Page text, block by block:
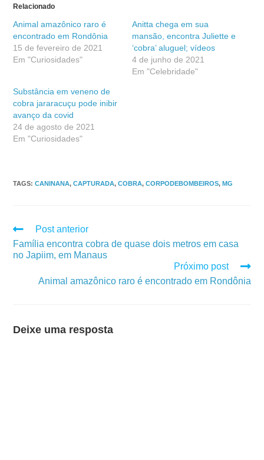
Relacionado
Animal amazônico raro é
encontrado em Rondônia
15 de fevereiro de 2021
Em "Curiosidades"
Anitta chega em sua
mansão, encontra Juliette e
‘cobra’ aluguel; vídeos
4 de junho de 2021
Em "Celebridade"
Substância em veneno de
cobra jararacuçu pode inibir
avanço da covid
24 de agosto de 2021
Em "Curiosidades"
TAGS:CANINANA, CAPTURADA, COBRA, CORPODEBOMBEIROS, MG
Post anterior
Família encontra cobra de quase dois metros em casa
no Japiim, em Manaus
Próximo post
Animal amazônico raro é encontrado em Rondônia
Deixe uma resposta